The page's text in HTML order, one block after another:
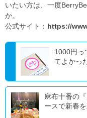
いたい方は、一度
か。
公式サイト： https://
1000円っ
てよかっ
麻布十番の
ースで新春